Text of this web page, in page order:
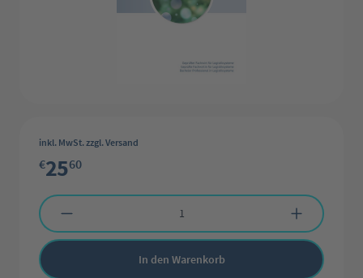
inkl. MwSt. zzgl. Versand
€2560
Produkt Anzahl: Gib den gewünschten Wert ein oder benutze die
In den Warenkorb